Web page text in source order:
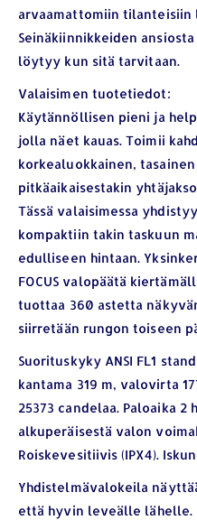
arvaamattomiin tilanteisiin
Seinäkiinnikkeiden
löytyy kun sitä tarvitaan.
Valaisimen tuotetiedot:
Käytännöllisen pieni ja
jolla näet kauas. Toimii
korkealuokkainen,
pitkäaikaisestakin
Tässä valaisimessa
kompaktiin takin taskuun
edulliseen hintaan.
FOCUS valopäätä
tuottaa 360 astetta
siirretään rungon toiseen
Suorituskyky ANSI FL1
kantama 319 m, valovirta
25373 candelaa. Paloaika 2
alkuperäisestä valon
Roiskevesitiivis (IPX4).
Yhdistelmävalokeila
että hyvin leveälle lähelle.